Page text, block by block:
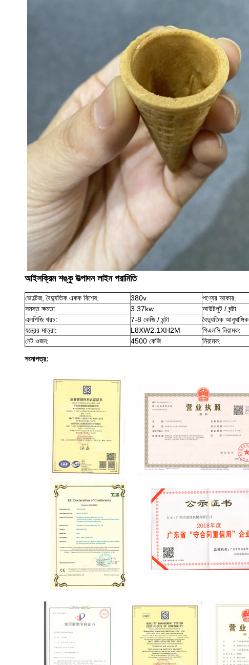
আইসক্রিম শঙ্কু উত্পাদন লাইন পরামিতি
ভোল্টেজ, বৈদ্যুতিক একক বিশেষ: 380v পণ্যের আকার:
সমস্ত ক্ষমতা:
3.37kw আউটপুট / ঘন্টা:
এলপিজি খরচ:
7-8 কেজি / ঘন্টা বৈদ্যুতিক আনুষাঙ্গিক
যন্ত্রের মাত্রা:
L8XW2.1XH2M পিএলসি নিয়ামক:
নেট ওজন:
4500 কেজি নিয়ামক:
শংসাপত্র: